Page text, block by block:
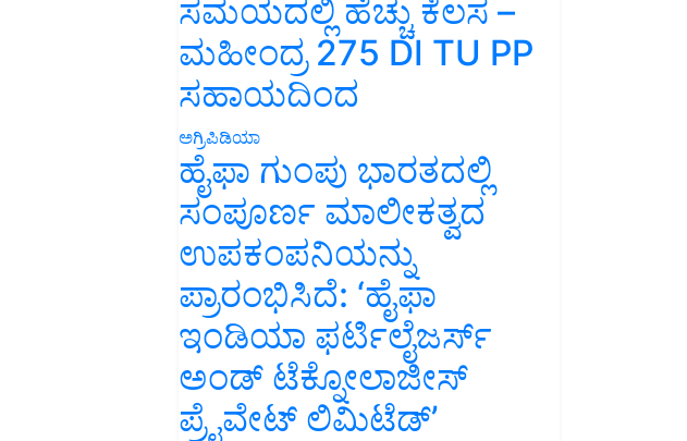
ಸಮಯದಲ್ಲಿ ಹೆಚ್ಚು ಕೆಲಸ –
ಮಹೀಂದ್ರ 275 DI TU PP
ಸಹಾಯದಿಂದ
ಅಗ್ರಿಪಿಡಿಯಾ
ಹೈಫಾ ಗುಂಪು ಭಾರತದಲ್ಲಿ
ಸಂಪೂರ್ಣ ಮಾಲೀಕತ್ವದ
ಉಪಕಂಪನಿಯನ್ನು
ಪ್ರಾರಂಭಿಸಿದೆ: ‘ಹೈಫಾ
ಇಂಡಿಯಾ ಫರ್ಟಿಲೈಜರ್ಸ್
ಅಂಡ್ ಟೆಕ್ನೋಲಾಜೀಸ್
ಪ್ರೈವೇಟ್ ಲಿಮಿಟೆಡ್’